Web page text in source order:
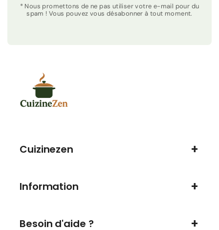
* Nous promettons de ne pas utiliser votre e-mail pour du
spam ! Vous pouvez vous désabonner à tout moment.
Cuizinezen
Information
Besoin d'aide ?